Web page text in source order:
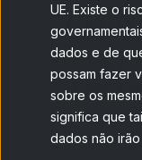
UE. Existe o
dados e de
possam fazer
sobre os
significa que
dados não
Todas
você